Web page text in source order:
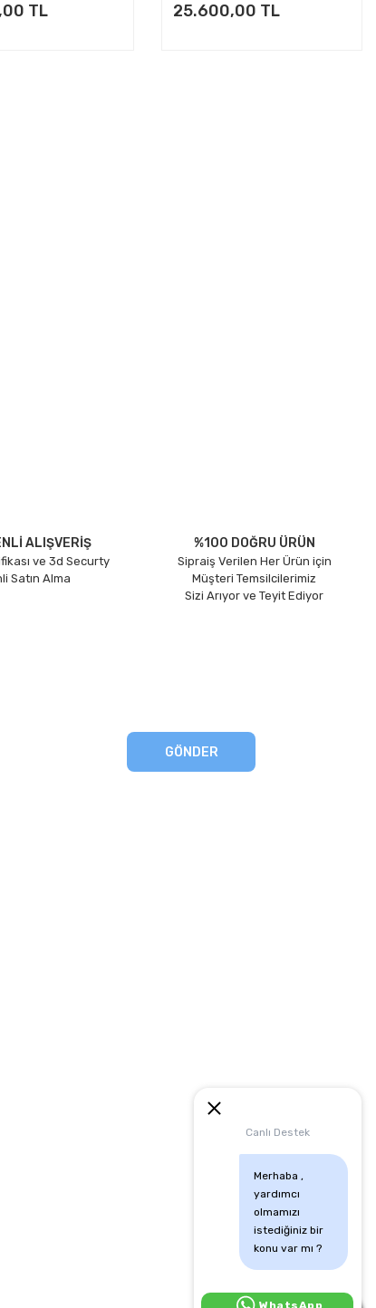
Canlı Destek
Merhaba ,
yardımcı
olmamızı
istediğiniz bir
konu var mı ?
Canlı Destek İçin Tıkla:
WhatsApp
TL 25.600,00 TL
ALIŞVERİŞ
ve 3d Securty
Satın Alma
%100 DOĞRU ÜRÜN
Sipraiş Verilen Her Ürün için
Müşteri Temsilcilerimiz
Sizi Arıyor ve Teyit Ediyor
GÖNDER